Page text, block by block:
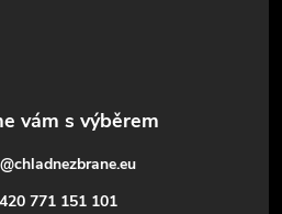
@chladnezbrane.eu
771 151 101